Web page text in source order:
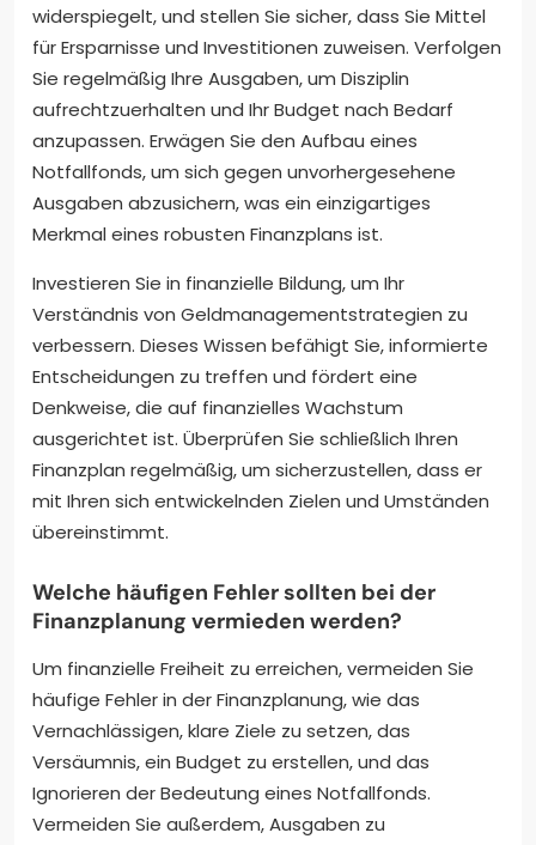
widerspiegelt, und stellen Sie sicher, dass Sie Mittel
für Ersparnisse und Investitionen zuweisen. Verfolgen
Sie regelmäßig Ihre Ausgaben, um Disziplin
aufrechtzuerhalten und Ihr Budget nach Bedarf
anzupassen. Erwägen Sie den Aufbau eines
Notfallfonds, um sich gegen unvorhergesehene
Ausgaben abzusichern, was ein einzigartiges
Merkmal eines robusten Finanzplans ist.
Investieren Sie in finanzielle Bildung, um Ihr
Verständnis von Geldmanagementstrategien zu
verbessern. Dieses Wissen befähigt Sie, informierte
Entscheidungen zu treffen und fördert eine
Denkweise, die auf finanzielles Wachstum
ausgerichtet ist. Überprüfen Sie schließlich Ihren
Finanzplan regelmäßig, um sicherzustellen, dass er
mit Ihren sich entwickelnden Zielen und Umständen
übereinstimmt.
Welche häufigen Fehler sollten bei der
Finanzplanung vermieden werden?
Um finanzielle Freiheit zu erreichen, vermeiden Sie
häufige Fehler in der Finanzplanung, wie das
Vernachlässigen, klare Ziele zu setzen, das
Versäumnis, ein Budget zu erstellen, und das
Ignorieren der Bedeutung eines Notfallfonds.
Vermeiden Sie außerdem, Ausgaben zu